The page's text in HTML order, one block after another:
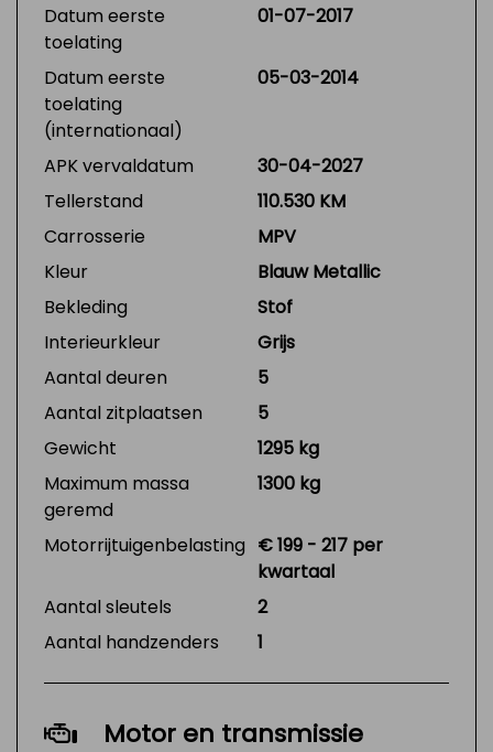
Datum eerste
toelating
01-07-2017
Datum eerste
toelating
(internationaal)
05-03-2014
APK vervaldatum
30-04-2027
Tellerstand
110.530 KM
Carrosserie
MPV
Kleur
Blauw Metallic
Bekleding
Stof
Interieurkleur
Grijs
Aantal deuren
5
Aantal zitplaatsen
5
Gewicht
1295 kg
Maximum massa
geremd
1300 kg
Motorrijtuigenbelasting € 199 - 217 per
kwartaal
Aantal sleutels
2
Aantal handzenders
1
Motor en transmissie